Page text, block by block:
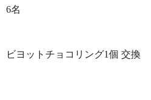
名
ヨットチョコリング1個 交換